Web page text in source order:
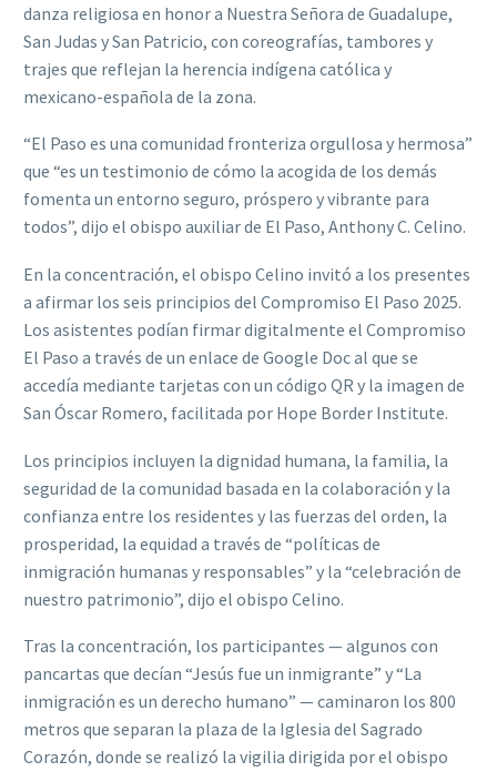
danza religiosa en honor a Nuestra Señora de Guadalupe,
San Judas y San Patricio, con coreografías, tambores y
trajes que reflejan la herencia indígena católica y
mexicano-española de la zona.
“El Paso es una comunidad fronteriza orgullosa y hermosa”
que “es un testimonio de cómo la acogida de los demás
fomenta un entorno seguro, próspero y vibrante para
todos”, dijo el obispo auxiliar de El Paso, Anthony C. Celino.
En la concentración, el obispo Celino invitó a los presentes
a afirmar los seis principios del Compromiso El Paso 2025.
Los asistentes podían firmar digitalmente el Compromiso
El Paso a través de un enlace de Google Doc al que se
accedía mediante tarjetas con un código QR y la imagen de
San Óscar Romero, facilitada por Hope Border Institute.
Los principios incluyen la dignidad humana, la familia, la
seguridad de la comunidad basada en la colaboración y la
confianza entre los residentes y las fuerzas del orden, la
prosperidad, la equidad a través de “políticas de
inmigración humanas y responsables” y la “celebración de
nuestro patrimonio”, dijo el obispo Celino.
Tras la concentración, los participantes — algunos con
pancartas que decían “Jesús fue un inmigrante” y “La
inmigración es un derecho humano” — caminaron los 800
metros que separan la plaza de la Iglesia del Sagrado
Corazón, donde se realizó la vigilia dirigida por el obispo